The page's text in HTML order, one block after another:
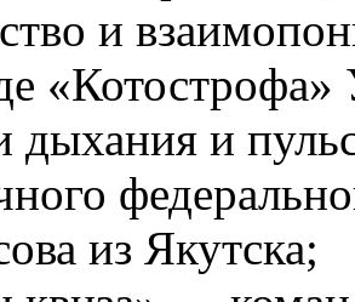
и
дыхания и
из Якутска;